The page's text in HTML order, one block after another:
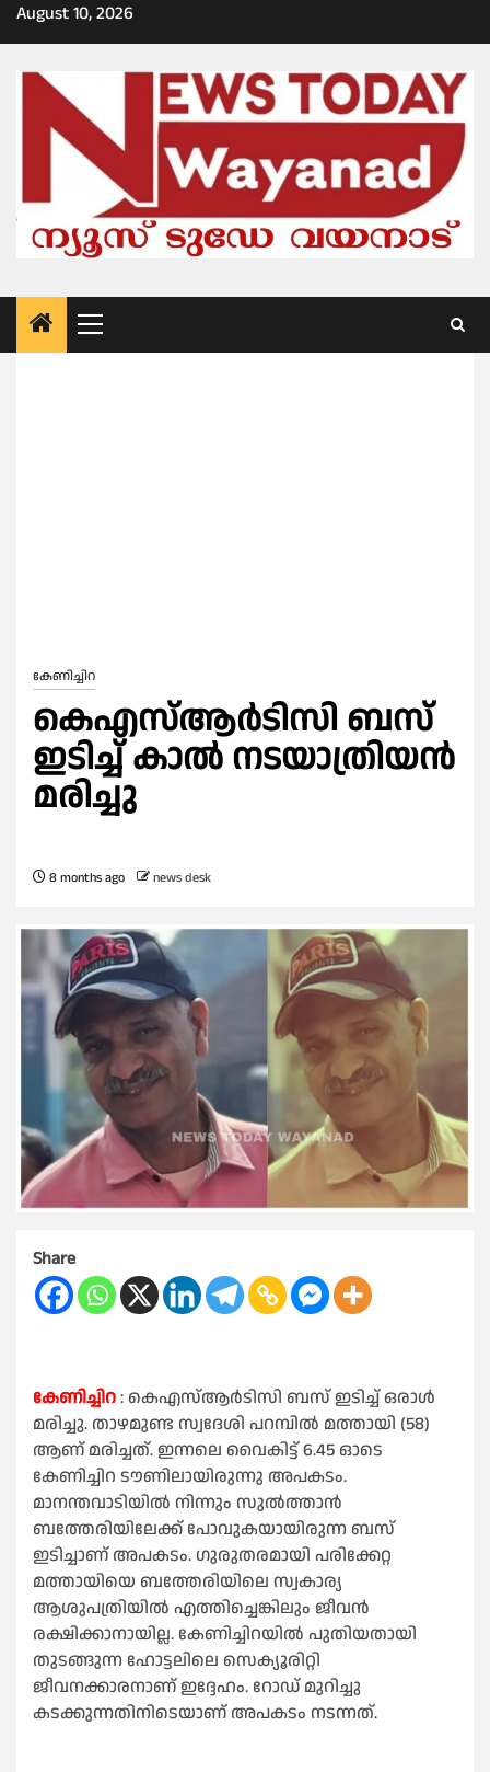
Skip
to
August 10, 2026
Primary
Menu
കേണിച്ചിറ
കെഎസ്ആർടിസി ബസ്
ഇടിച്ച് കാൽ നടയാത്രിയൻ
മരിച്ചു
8 months ago news desk
Share
കേണിച്ചിറ: കെഎസ്ആർടിസി ബസ് ഇടിച്ച് ഒരാൾ
മരിച്ചു. താഴമുണ്ട സ്വദേശി പറമ്പിൽ മത്തായി (58)
ആണ് മരിച്ചത്. ഇന്നലെ വൈകിട്ട് 6.45 ഓടെ
കേണിച്ചിറ ടൗണിലായിരുന്നു അപകടം.
മാനന്തവാടിയിൽ നിന്നും സുൽത്താൻ
ബത്തേരിയിലേക്ക് പോവുകയായിരുന്ന ബസ്
ഇടിച്ചാണ് അപകടം. ഗുരുതരമായി പരിക്കേറ്റ
മത്തായിയെ ബത്തേരിയിലെ സ്വകാര്യ
ആശുപത്രിയിൽ എത്തിച്ചെങ്കിലും ജീവൻ
രക്ഷിക്കാനായില്ല. കേണിച്ചിറയിൽ പുതിയതായി
തുടങ്ങുന്ന ഹോട്ടലിലെ സെക്യൂരിറ്റി
ജീവനക്കാരനാണ് ഇദ്ദേഹം. റോഡ് മുറിച്ചു
കടക്കുന്നതിനിടെയാണ് അപകടം നടന്നത്.